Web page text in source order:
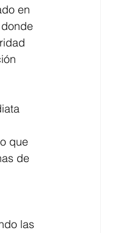
en
que
de
las